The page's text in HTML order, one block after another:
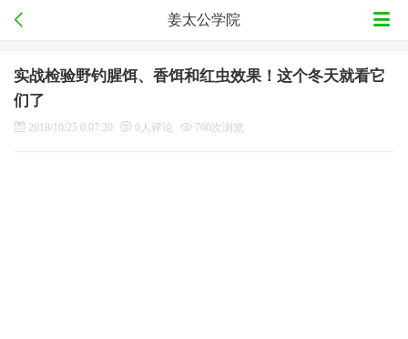
姜太公学院
实战检验野钓腥饵、香饵和红虫效果！这个冬天就看它
们了
2018/10/25 0:07:20 0人评论 760次浏览